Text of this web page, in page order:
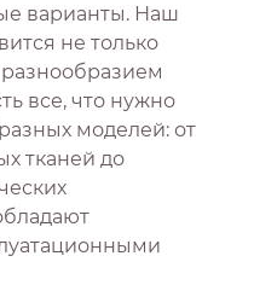
варианты. Наш
не только
все, что нужно
моделей: от
тканей до